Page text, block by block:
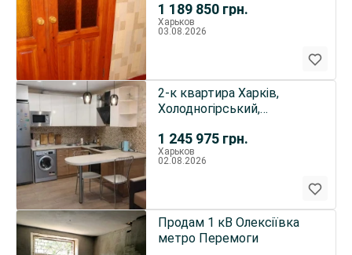
1 189 850 грн.
Харьков
03.08.2026
1 245 975 грн.
2-к квартира Харків,
Холодногірський,
Харьков
02.08.2026
Продам 1 кВ Олексіївка
метро Перемоги